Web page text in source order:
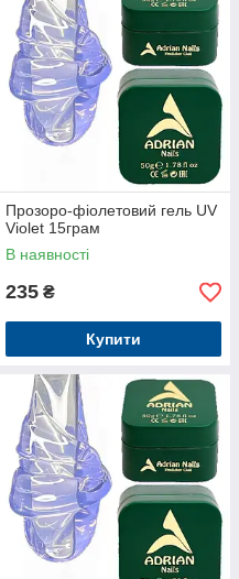
Прозоро-фіолетовий гель UV
Violet 15грам
В наявності
235 ₴
Купити